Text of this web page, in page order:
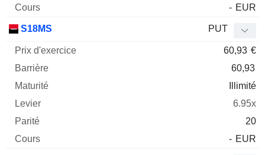
- EUR
S18MS PUT
60,93 €
60,93
Illimité
6.95x
20
- EUR